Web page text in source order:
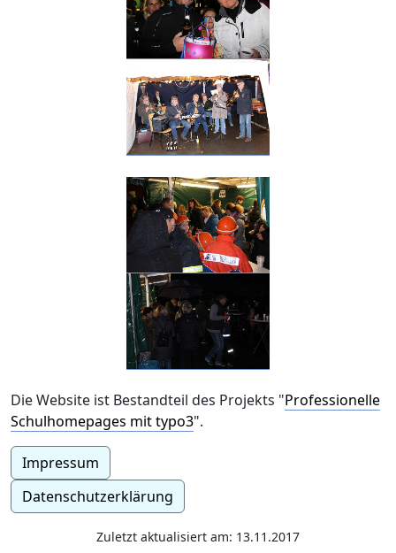
Die Website ist Bestandteil des Projekts "Professionelle
Schulhomepages mit typo3".
Impressum
Datenschutzerklärung
Zuletzt aktualisiert am: 13.11.2017